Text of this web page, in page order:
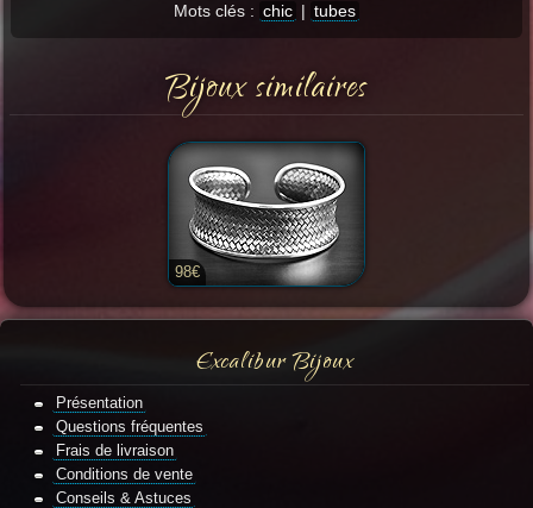
Mots clés : chic | tubes
Bijoux similaires
98€
Excalibur Bijoux
Présentation
Questions fréquentes
Frais de livraison
Conditions de vente
Conseils & Astuces